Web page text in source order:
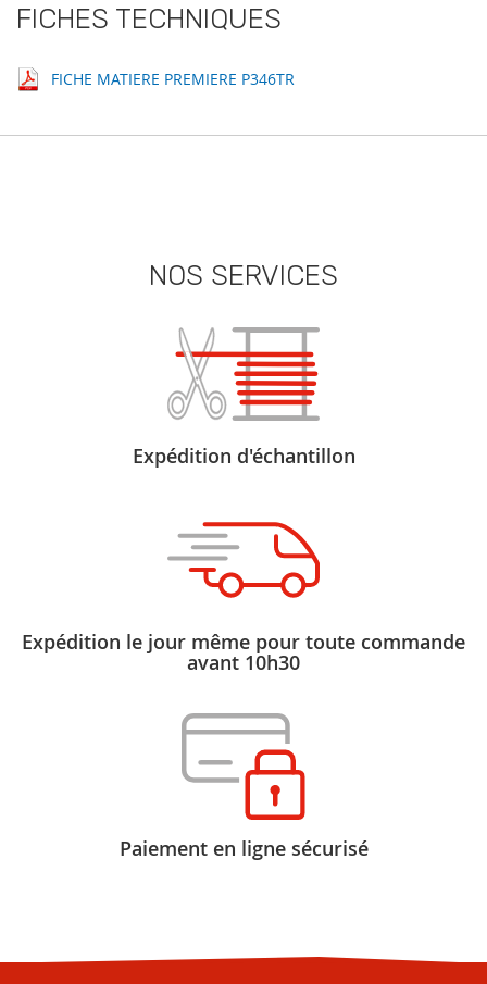
FICHES TECHNIQUES
FICHE MATIERE PREMIERE P346TR
NOS SERVICES
Expédition d'échantillon
Expédition le jour même pour toute commande
avant 10h30
Paiement en ligne sécurisé